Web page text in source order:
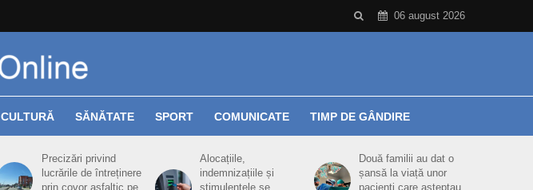
06 august 2026
CULTURĂ SĂNĂTATE SPORT COMUNICATE TIMP DE GÂNDIRE
Precizări privind
lucrările de întreținere
prin covor asfaltic pe
Alocațiile,
indemnizațiile și
stimulentele se
Două familii au dat o
șansă la viață unor
pacienți care așteptau